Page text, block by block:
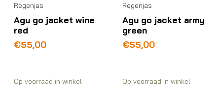
Regenjas
Agu go jacket wine
red
€55,00
Op voorraad in winkel
Regenjas
Agu go jacket army
green
€55,00
Op voorraad in winkel